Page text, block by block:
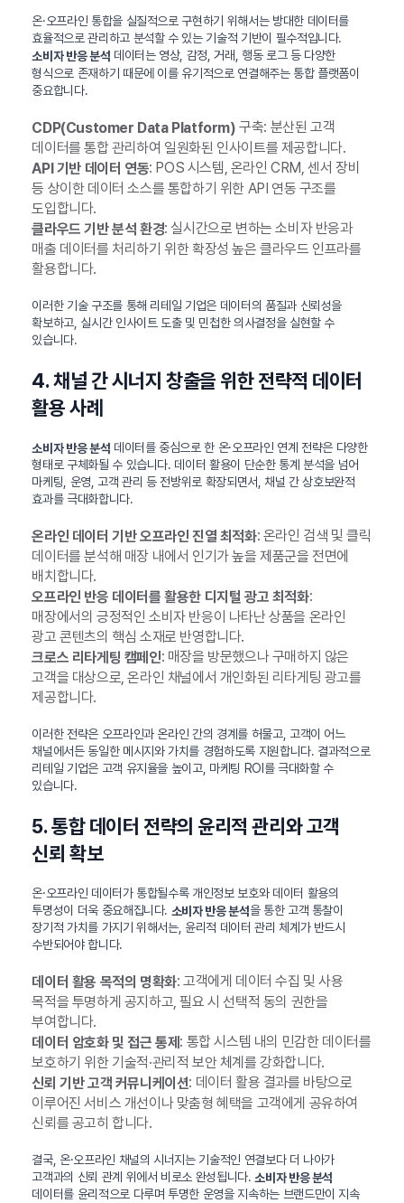
온·오프라인 통합을 실질적으로 구현하기 위해서는 방대한 데이터를
효율적으로 관리하고 분석할 수 있는 기술적 기반이 필수적입니다.
소비자 반응 분석 데이터는 영상, 감정, 거래, 행동 로그 등 다양한
형식으로 존재하기 때문에 이를 유기적으로 연결해주는 통합 플랫폼이
중요합니다.
CDP(Customer Data Platform) 구축: 분산된 고객
데이터를 통합 관리하여 일원화된 인사이트를 제공합니다.
API 기반 데이터 연동: POS 시스템, 온라인 CRM, 센서 장비
등 상이한 데이터 소스를 통합하기 위한 API 연동 구조를
도입합니다.
클라우드 기반 분석 환경: 실시간으로 변하는 소비자 반응과
매출 데이터를 처리하기 위한 확장성 높은 클라우드 인프라를
활용합니다.
이러한 기술 구조를 통해 리테일 기업은 데이터의 품질과 신뢰성을
확보하고, 실시간 인사이트 도출 및 민첩한 의사결정을 실현할 수
있습니다.
4. 채널 간 시너지 창출을 위한 전략적 데이터
활용 사례
소비자 반응 분석 데이터를 중심으로 한 온·오프라인 연계 전략은 다양한
형태로 구체화될 수 있습니다. 데이터 활용이 단순한 통계 분석을 넘어
마케팅, 운영, 고객 관리 등 전방위로 확장되면서, 채널 간 상호보완적
효과를 극대화합니다.
온라인 데이터 기반 오프라인 진열 최적화: 온라인 검색 및 클릭
데이터를 분석해 매장 내에서 인기가 높을 제품군을 전면에
배치합니다.
오프라인 반응 데이터를 활용한 디지털 광고 최적화:
매장에서의 긍정적인 소비자 반응이 나타난 상품을 온라인
광고 콘텐츠의 핵심 소재로 반영합니다.
크로스 리타게팅 캠페인: 매장을 방문했으나 구매하지 않은
고객을 대상으로, 온라인 채널에서 개인화된 리타게팅 광고를
제공합니다.
이러한 전략은 오프라인과 온라인 간의 경계를 허물고, 고객이 어느
채널에서든 동일한 메시지와 가치를 경험하도록 지원합니다. 결과적으로
리테일 기업은 고객 유지율을 높이고, 마케팅 ROI를 극대화할 수
있습니다.
5. 통합 데이터 전략의 윤리적 관리와 고객
신뢰 확보
온·오프라인 데이터가 통합될수록 개인정보 보호와 데이터 활용의
투명성이 더욱 중요해집니다. 소비자 반응 분석을 통한 고객 통찰이
장기적 가치를 가지기 위해서는, 윤리적 데이터 관리 체계가 반드시
수반되어야 합니다.
데이터 활용 목적의 명확화: 고객에게 데이터 수집 및 사용
목적을 투명하게 공지하고, 필요 시 선택적 동의 권한을
부여합니다.
데이터 암호화 및 접근 통제 : 통합 시스템 내의 민감한 데이터를
보호하기 위한 기술적·관리적 보안 체계를 강화합니다.
신뢰 기반 고객 커뮤니케이션: 데이터 활용 결과를 바탕으로
이루어진 서비스 개선이나 맞춤형 혜택을 고객에게 공유하여
신뢰를 공고히 합니다.
결국, 온·오프라인 채널의 시너지는 기술적인 연결보다 더 나아가
고객과의 신뢰 관계 위에서 비로소 완성됩니다. 소비자 반응 분석
데이터를 윤리적으로 다루며 투명한 운영을 지속하는 브랜드만이 지속